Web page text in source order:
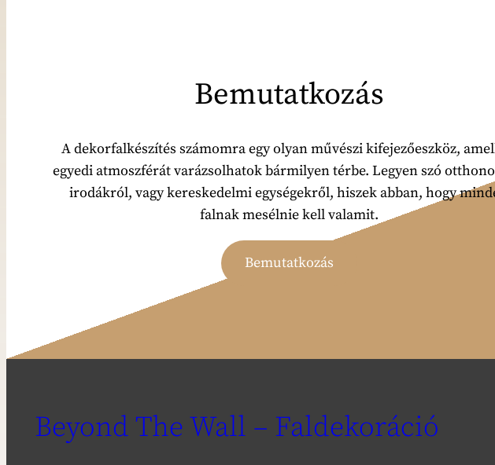
Bemutatkozás
A dekorfalkészítés számomra egy olyan művészi kifejezőeszköz,
egyedi atmoszférát varázsolhatok bármilyen térbe. Legyen szó
irodákról, vagy kereskedelmi egységekről, hiszek abban, hogy
falnak mesélnie kell valamit.
Bemutatkozás
Beyond The Wall – Faldekoráció